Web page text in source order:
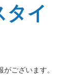
タイ
ございます。